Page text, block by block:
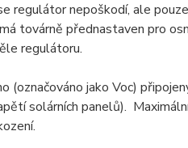
regulátor nepoškodí, ale
továrně přednastaven pro
regulátoru.
(označováno jako Voc)
solárních panelů).